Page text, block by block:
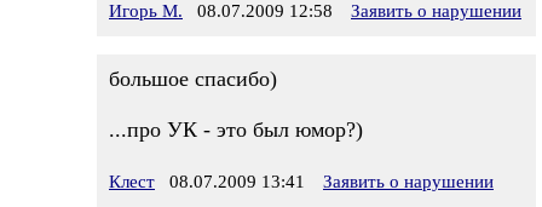
Игорь М. 08.07.2009 12:58 Заявить о нарушении
большое спасибо)
...про УК - это был юмор?)
Клест 08.07.2009 13:41 Заявить о нарушении